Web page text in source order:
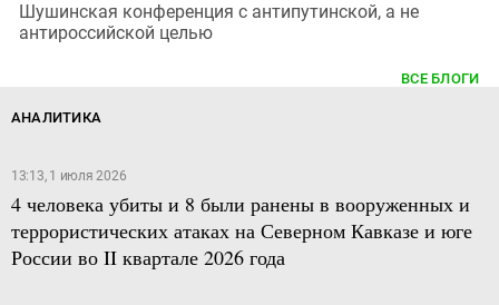
Шушинская конференция с антипутинской, а не
антироссийской целью
ВСЕ БЛОГИ
АНАЛИТИКА
13:13, 1 июля 2026
4 человека убиты и 8 были ранены в вооруженных и
террористических атаках на Северном Кавказе и юге
России во II квартале 2026 года